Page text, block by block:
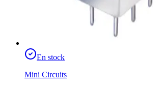
En stock
Mini Circuits